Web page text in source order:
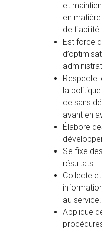
et
en
de fiabilité
Est force
Respecte
la
ce sans
avant en
Élabore
Se fixe
résultats.
Collecte
au service.
Applique